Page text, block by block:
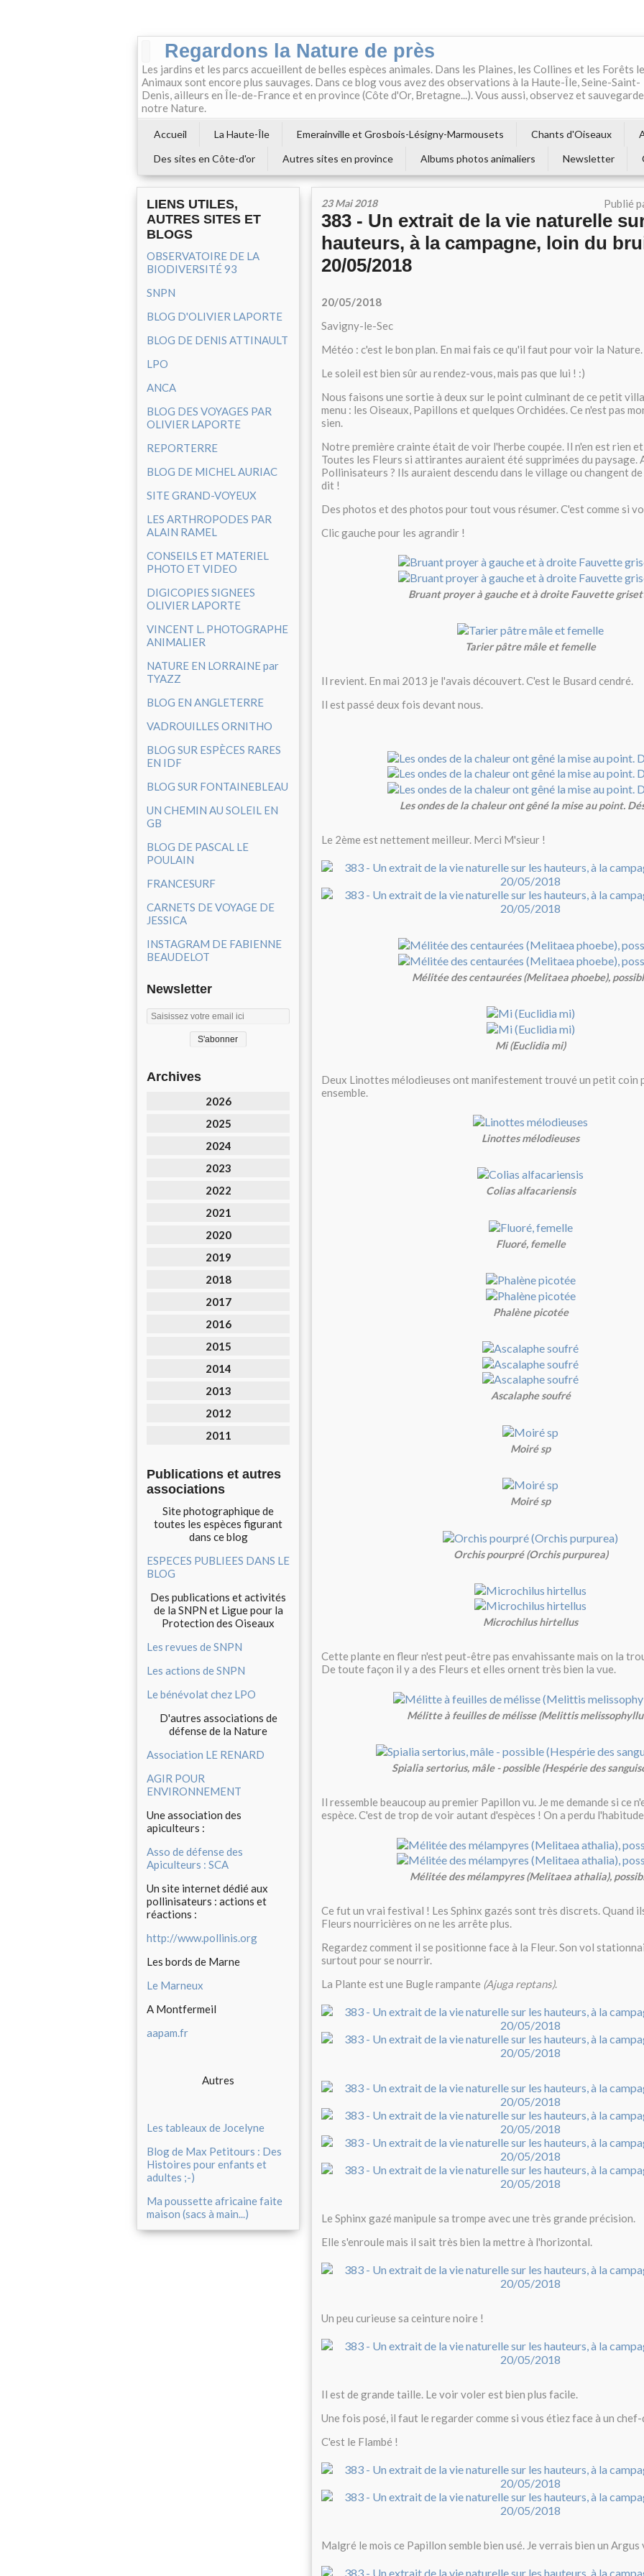
Regardons la Nature de près
Les jardins et les parcs accueillent de belles espèces animales. Dans les Plaines, les Collines et les Forêts
Animaux sont encore plus sauvages. Dans ce blog vous avez des observations à la Haute-Île, Seine-Saint-
Denis, ailleurs en Île-de-France et en province (Côte d'Or, Bretagne...). Vous aussi, observez et
notre Nature.
Accueil La Haute-Île Emerainville et Grosbois-Lésigny-Marmousets Chants d'Oiseaux
Des sites en Côte-d'or
Autres sites en province Albums photos animaliers Newsletter
LIENS UTILES,
AUTRES SITES ET
BLOGS
OBSERVATOIRE DE LA
BIODIVERSITÉ 93
SNPN
BLOG D'OLIVIER LAPORTE
BLOG DE DENIS ATTINAULT
LPO
ANCA
BLOG DES VOYAGES PAR
OLIVIER LAPORTE
REPORTERRE
BLOG DE MICHEL AURIAC
SITE GRAND-VOYEUX
LES ARTHROPODES PAR
ALAIN RAMEL
CONSEILS ET MATERIEL
PHOTO ET VIDEO
DIGICOPIES SIGNEES
OLIVIER LAPORTE
VINCENT L. PHOTOGRAPHE
ANIMALIER
NATURE EN LORRAINE par
TYAZZ
BLOG EN ANGLETERRE
VADROUILLES ORNITHO
BLOG SUR ESPÈCES RARES
EN IDF
BLOG SUR FONTAINEBLEAU
UN CHEMIN AU SOLEIL EN
GB
BLOG DE PASCAL LE
POULAIN
FRANCESURF
CARNETS DE VOYAGE DE
JESSICA
INSTAGRAM DE FABIENNE
BEAUDELOT
Newsletter
Archives
2026
2025
2024
2023
2022
2021
2020
2019
2018
2017
2016
2015
2014
2013
2012
2011
Publications et autres
associations
Site photographique de
toutes les espèces figurant
dans ce blog
ESPECES PUBLIEES DANS LE
BLOG
Des publications et activités
de la SNPN et Ligue pour la
Protection des Oiseaux
Les revues de SNPN
Les actions de SNPN
Le bénévolat chez LPO
D'autres associations de
défense de la Nature
Association LE RENARD
AGIR POUR
ENVIRONNEMENT
Une association des
apiculteurs :
Asso de défense des
Apiculteurs : SCA
Un site internet dédié aux
pollinisateurs : actions et
réactions :
http://www.pollinis.org
Les bords de Marne
Le Marneux
A Montfermeil
aapam.fr
Autres
Les tableaux de Jocelyne
Blog de Max Petitours : Des
Histoires pour enfants et
adultes ;-)
Ma poussette africaine faite
maison (sacs à main...)
23 Mai 2018 Publié
383 - Un extrait de la vie naturelle
hauteurs, à la campagne, loin du
20/05/2018
20/05/2018
Savigny-le-Sec
Météo : c'est le bon plan. En mai fais ce qu'il faut pour voir la Nature.
Le soleil est bien sûr au rendez-vous, mais pas que lui ! :)
Nous faisons une sortie à deux sur le point culminant de ce petit
menu : les Oiseaux, Papillons et quelques Orchidées. Ce n'est pas
sien.
Notre première crainte était de voir l'herbe coupée. Il n'en est rien
Toutes les Fleurs si attirantes auraient été supprimées du paysage.
Pollinisateurs ? Ils auraient descendu dans le village ou changent
dit !
Des photos et des photos pour tout vous résumer. C'est comme si
Clic gauche pour les agrandir !
Bruant proyer à gauche et à droite Fauvette
Tarier pâtre mâle et femelle
Il revient. En mai 2013 je l'avais découvert. C'est le Busard cendré.
Il est passé deux fois devant nous.
Les ondes de la chaleur ont gêné la mise au point.
Le 2ème est nettement meilleur. Merci M'sieur !
Mélitée des centaurées (Melitaea phoebe),
Mi (Euclidia mi)
Deux Linottes mélodieuses ont manifestement trouvé un petit coin
ensemble.
Linottes mélodieuses
Colias alfacariensis
Fluoré, femelle
Phalène picotée
Ascalaphe soufré
Moiré sp
Moiré sp
Orchis pourpré (Orchis purpurea)
Microchilus hirtellus
Cette plante en fleur n'est peut-être pas envahissante mais on la
De toute façon il y a des Fleurs et elles ornent très bien la vue.
Mélitte à feuilles de mélisse (Melittis
Spialia sertorius, mâle - possible (Hespérie des
Il ressemble beaucoup au premier Papillon vu. Je me demande si ce
espèce. C'est de trop de voir autant d'espèces ! On a perdu
Mélitée des mélampyres (Melitaea athalia),
Ce fut un vrai festival ! Les Sphinx gazés sont très discrets. Quand
Fleurs nourricières on ne les arrête plus.
Regardez comment il se positionne face à la Fleur. Son vol
surtout pour se nourrir.
La Plante est une Bugle rampante (Ajuga reptans).
Le Sphinx gazé manipule sa trompe avec une très grande précision.
Elle s'enroule mais il sait très bien la mettre à l'horizontal.
Un peu curieuse sa ceinture noire !
Il est de grande taille. Le voir voler est bien plus facile.
Une fois posé, il faut le regarder comme si vous étiez face à un
C'est le Flambé !
Malgré le mois ce Papillon semble bien usé. Je verrais bien un Argus